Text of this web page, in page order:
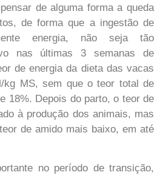
de alguma forma a queda
de forma que a ingestão de
energia, não seja tão
nas últimas 3 semanas de
de energia da dieta das vacas
kg MS, sem que o teor total de
18%. Depois do parto, o teor de
à produção dos animais, mas
de amido mais baixo, em até
no período de transição,